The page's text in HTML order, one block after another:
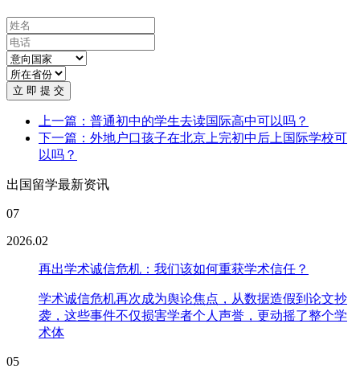
立 即 提 交
上一篇：普通初中的学生去读国际高中可以吗？
下一篇：外地户口孩子在北京上完初中后上国际学校可
以吗？
出国留学最新资讯
07
2026.02
再出学术诚信危机：我们该如何重获学术信任？
学术诚信危机再次成为舆论焦点，从数据造假到论文抄
袭，这些事件不仅损害学者个人声誉，更动摇了整个学
术体
05